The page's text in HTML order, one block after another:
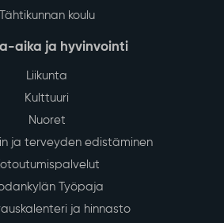
Tähtikunnan koulu
aika ja hyvinvointi
Liikunta
Kulttuuri
Nuoret
ja terveyden edistäminen
Työpaja
ja hinnasto